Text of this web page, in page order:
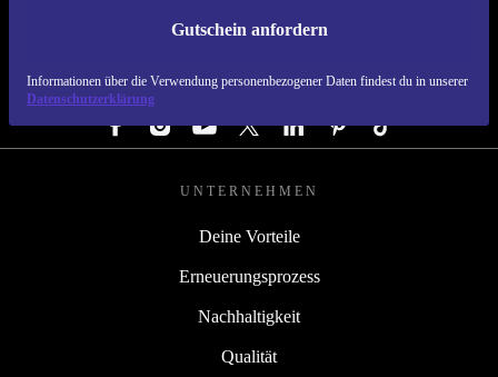
jetzt durch und tippe mit gutem Gewissen!
Gutschein anfordern
Informationen über die Verwendung personenbezogener Daten findest du in unserer
Datenschutzerklärung
REFURBED DEUTSCHLAND - RETHINK NEW.
FOLGE UNS
UNTERNEHMEN
Deine Vorteile
Erneuerungsprozess
Nachhaltigkeit
Qualität